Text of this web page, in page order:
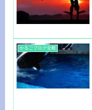
かるごブログ全般